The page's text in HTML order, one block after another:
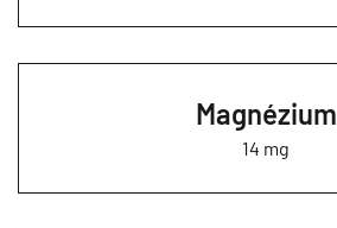
Magnézium
14 mg